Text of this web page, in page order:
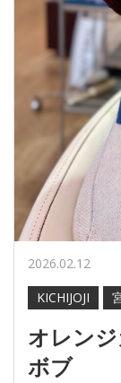
2026.02.12
KICHIJOJI
オレン
ボブ